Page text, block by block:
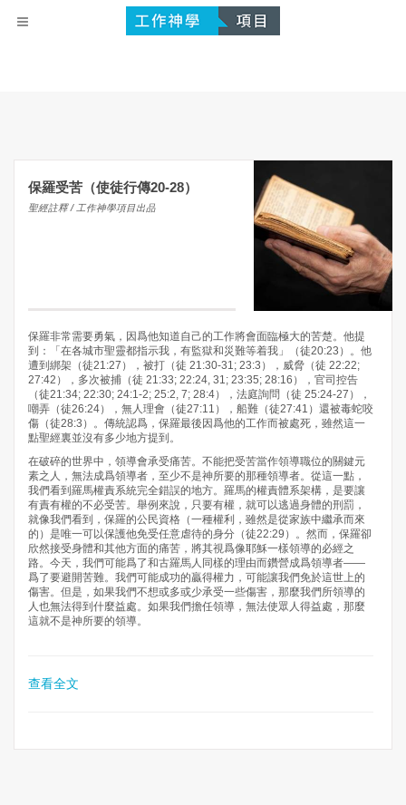
保羅受苦（使徒行傳20-28）
聖經註釋 / 工作神學項目出品
保羅非常需要勇氣，因爲他知道自己的工作將會面臨極大的苦楚。他提
到：「在各城市聖靈都指示我，有監獄和災難等着我」（徒20:23）。他
遭到綁架（徒21:27），被打（徒 21:30-31; 23:3），威脅（徒 22:22;
27:42），多次被捕（徒 21:33; 22:24, 31; 23:35; 28:16），官司控告
（徒21:34; 22:30; 24:1-2; 25:2, 7; 28:4），法庭詢問（徒 25:24-27），
嘲弄（徒26:24），無人理會（徒27:11），船難（徒27:41）還被毒蛇咬
傷（徒28:3）。傳統認爲，保羅最後因爲他的工作而被處死，雖然這一
點聖經裏並沒有多少地方提到。
在破碎的世界中，領導會承受痛苦。不能把受苦當作領導職位的關鍵元
素之人，無法成爲領導者，至少不是神所要的那種領導者。從這一點，
我們看到羅馬權責系統完全錯誤的地方。羅馬的權責體系架構，是要讓
有責有權的不必受苦。舉例來說，只要有權，就可以逃過身體的刑罰，
就像我們看到，保羅的公民資格（一種權利，雖然是從家族中繼承而來
的）是唯一可以保護他免受任意虐待的身分（徒22:29）。然而，保羅卻
欣然接受身體和其他方面的痛苦，將其視爲像耶穌一樣領導的必經之
路。今天，我們可能爲了和古羅馬人同樣的理由而鑽營成爲領導者——
爲了要避開苦難。我們可能成功的贏得權力，可能讓我們免於這世上的
傷害。但是，如果我們不想或多或少承受一些傷害，那麼我們所領導的
人也無法得到什麼益處。如果我們擔任領導，無法使眾人得益處，那麼
這就不是神所要的領導。
查看全文